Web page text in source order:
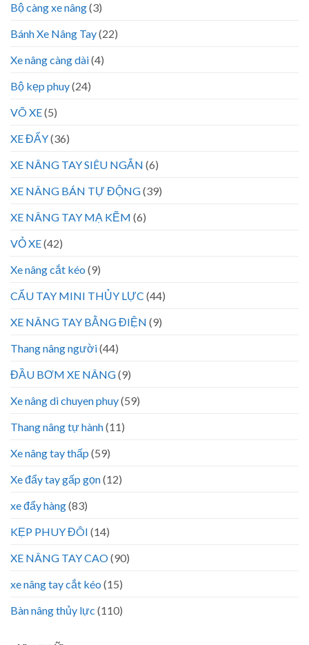
Bộ càng xe nâng(3)
Bánh Xe Nâng Tay(22)
Xe nâng càng dài(4)
Bộ kẹp phuy(24)
VÕ XE(5)
XE ĐẨY(36)
XE NÂNG TAY SIÊU NGẮN (6)
XE NÂNG BÁN TỰ ĐỘNG(39)
XE NÂNG TAY MẠ KẼM (6)
VỎ XE(42)
Xe nâng cắt kéo (9)
CẨU TAY MINI THỦY LỰC (44)
XE NÂNG TAY BẰNG ĐIỆN (9)
Thang nâng người(44)
ĐẦU BƠM XE NÂNG(9)
Xe nâng di chuyen phuy(59)
Thang nâng tự hành(11)
Xe nâng tay thấp (59)
Xe đẩy tay gấp gọn(12)
xe đẩy hàng(83)
KẸP PHUY ĐÔI (14)
XE NÂNG TAY CAO(90)
xe nâng tay cắt kéo (15)
Bàn nâng thủy lực (110)